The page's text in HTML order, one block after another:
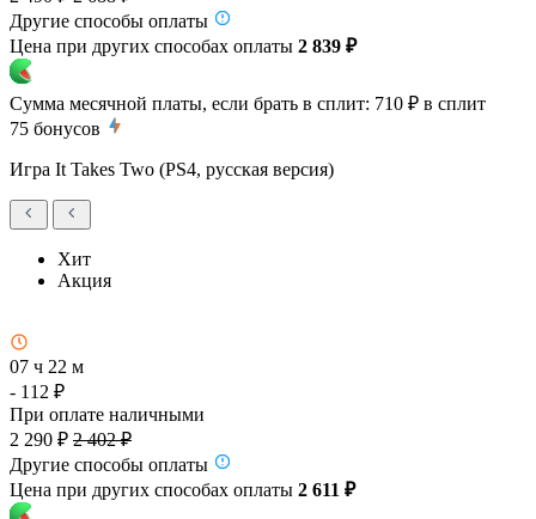
Другие способы оплаты
Цена при других способах оплаты 2 839 ₽
Сумма месячной платы, если брать в сплит: 710 ₽ в сплит
75 бонусов
Игра It Takes Two (PS4, русская версия)
Хит
Акция
07 ч 22 м
- 112 ₽
При оплате наличными
2 290 ₽ 2 402 ₽
Другие способы оплаты
Цена при других способах оплаты 2 611 ₽